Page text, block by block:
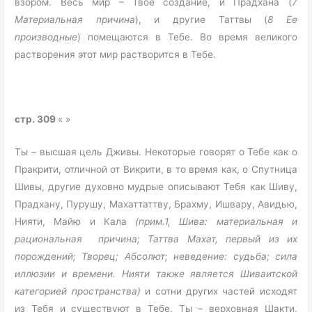
Материальная причина), и другие Таттвы (8 Ее
производные) помещаются в Тебе. Во время великого
растворения этот мир растворится в Тебе.
стр. 309 « »
Ты – высшая цель Дживы. Некоторые говорят о Тебе как о
Пракрити, отличной от Викрити, в то время как, о Спутница
Шивы, другие духовно мудрые описывают Тебя как Шиву,
Прадхану, Пурушу, Махаттаттву, Брахму, Ишвару, Авидью,
Нияти, Майю и Кала (прим.1, Шива: материальная и
рациональная причина; Таттва
Махат, первый из их
порождений; Творец; Абсолют; неведение: судьба; сила
иллюзии и времени. Нияти также является Шиваитской
категорией пространства) и сотни других частей исходят
из Тебя и существуют в Тебе. Ты – верховная Шакти,